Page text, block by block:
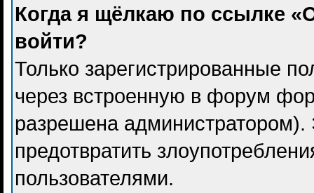
Когда я щёлкаю по ссылке
войти?
Только зарегистрированные
через встроенную в форум
разрешена
предотвратить
пользователями.